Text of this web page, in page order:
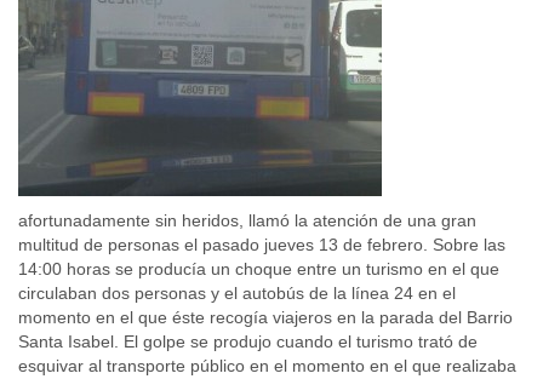
afortunadamente sin heridos, llamó la atención de una gran
multitud de personas el pasado jueves 13 de febrero. Sobre las
14:00 horas se producía un choque entre un turismo en el que
circulaban dos personas y el autobús de la línea 24 en el
momento en el que éste recogía viajeros en la parada del Barrio
Santa Isabel. El golpe se produjo cuando el turismo trató de
esquivar al transporte público en el momento en el que realizaba